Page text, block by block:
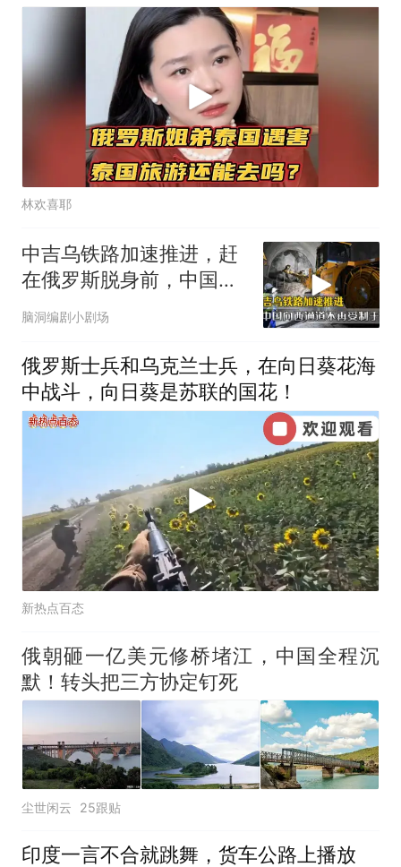
林欢喜耶
中吉乌铁路加速推进，赶
在俄罗斯脱身前，中国拿
下向西通道自主权
脑洞编剧小剧场
俄罗斯士兵和乌克兰士兵，在向日葵花海
中战斗，向日葵是苏联的国花！
新热点百态
俄朝砸一亿美元修桥堵江，中国全程沉
默！转头把三方协定钉死
尘世闲云 25跟贴
印度一言不合就跳舞，货车公路上播放